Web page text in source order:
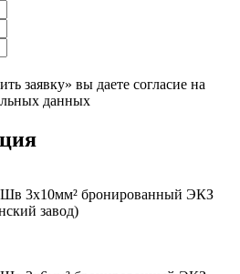
заявку» вы даете согласие на
данных
3x10мм² бронированный ЭКЗ
завод)